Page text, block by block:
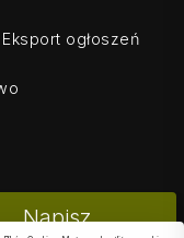
Napisz
Eksport ogłoszeń